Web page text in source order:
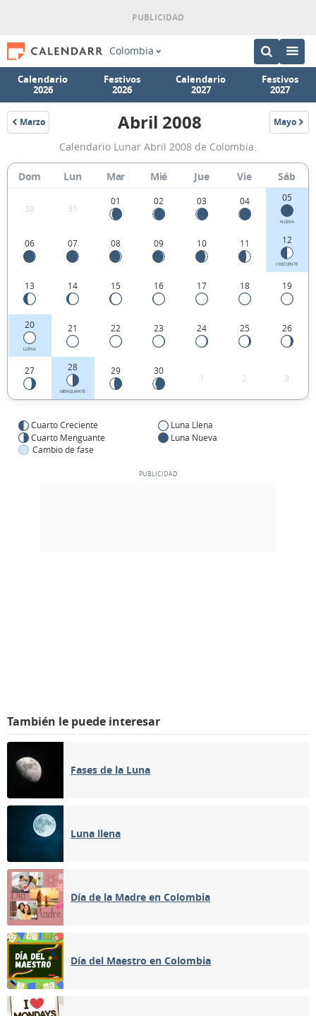
Colombia
Calendario
2026
Festivos
2026
Calendario
2027
Festivos
2027
Marzo
2008
Calendario
Lunar
Abril
2008
de
Colombia.
Abril 2008 Mayo
2008
Calendario Lunar Abril 2008 de Colombia.
Dom Lun Mar Mié Jue Vie Sáb
30 31
01 02 03 04 05
NUEVA
06 07 08 09 10 11 12
CRECIENTE
13 14 15 16 17 18 19
20
LLENA
21 22 23 24 25 26
27 28
MENGUANTE
29 30
1 2 3
Cuarto Creciente
Luna Llena
Cuarto Menguante
Luna Nueva
Cambio de fase
También le puede interesar
Fases de la Luna
Luna llena
Día de la Madre en Colombia
Día del Maestro en Colombia